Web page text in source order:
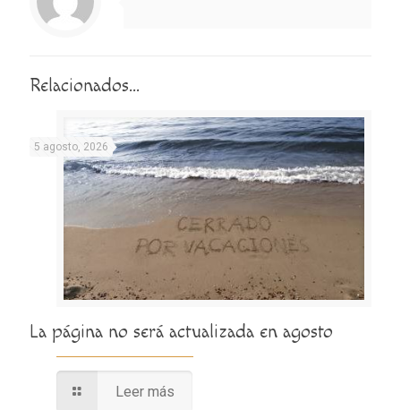
Relacionados...
5 agosto, 2026
La página no será actualizada en agosto
Leer más